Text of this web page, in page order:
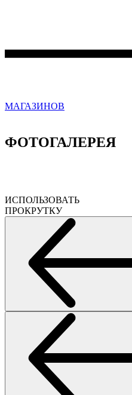
МАГАЗИНОВ
ФОТОГАЛЕРЕЯ
ИСПОЛЬЗОВАТЬ
ПРОКРУТКУ